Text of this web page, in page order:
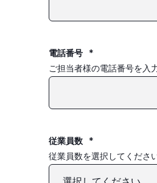
電話番号
*
ご担当者様の電話番号を入
従業員数
*
従業員数を選択してください